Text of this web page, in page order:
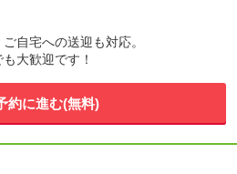
自宅への送迎も対応。
大歓迎です！
約に進む(無料)